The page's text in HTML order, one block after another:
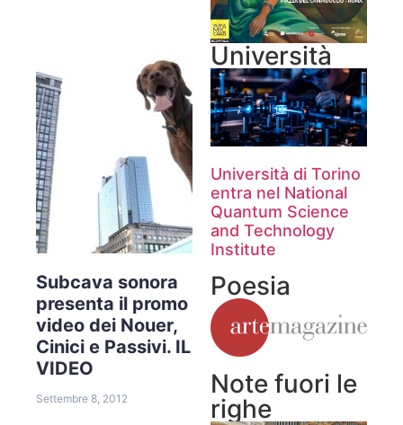
Subcava sonora
presenta il promo
video dei Nouer,
Cinici e Passivi. IL
VIDEO
Settembre 8, 2012
Università
Università di Torino
entra nel National
Quantum Science
and Technology
Institute
Poesia
Note fuori le
righe